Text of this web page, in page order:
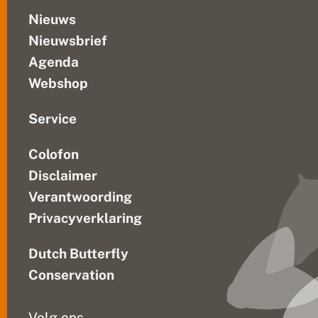
Nieuws
Nieuwsbrief
Agenda
Webshop
Service
Colofon
Disclaimer
Verantwoording
Privacyverklaring
Dutch Butterfly
Conservation